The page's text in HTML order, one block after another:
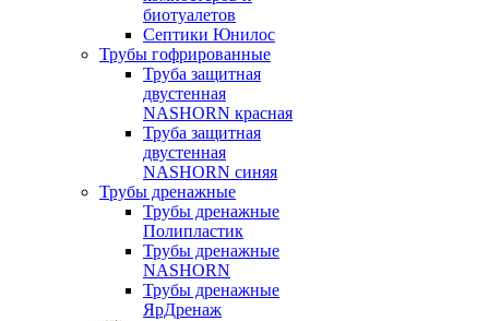
биотуалетов
Септики Юнилос
Трубы гофрированные
Труба защитная
двустенная
NASHORN красная
Труба защитная
двустенная
NASHORN синяя
Трубы дренажные
Трубы дренажные
Полипластик
Трубы дренажные
NASHORN
Трубы дренажные
ЯрДренаж